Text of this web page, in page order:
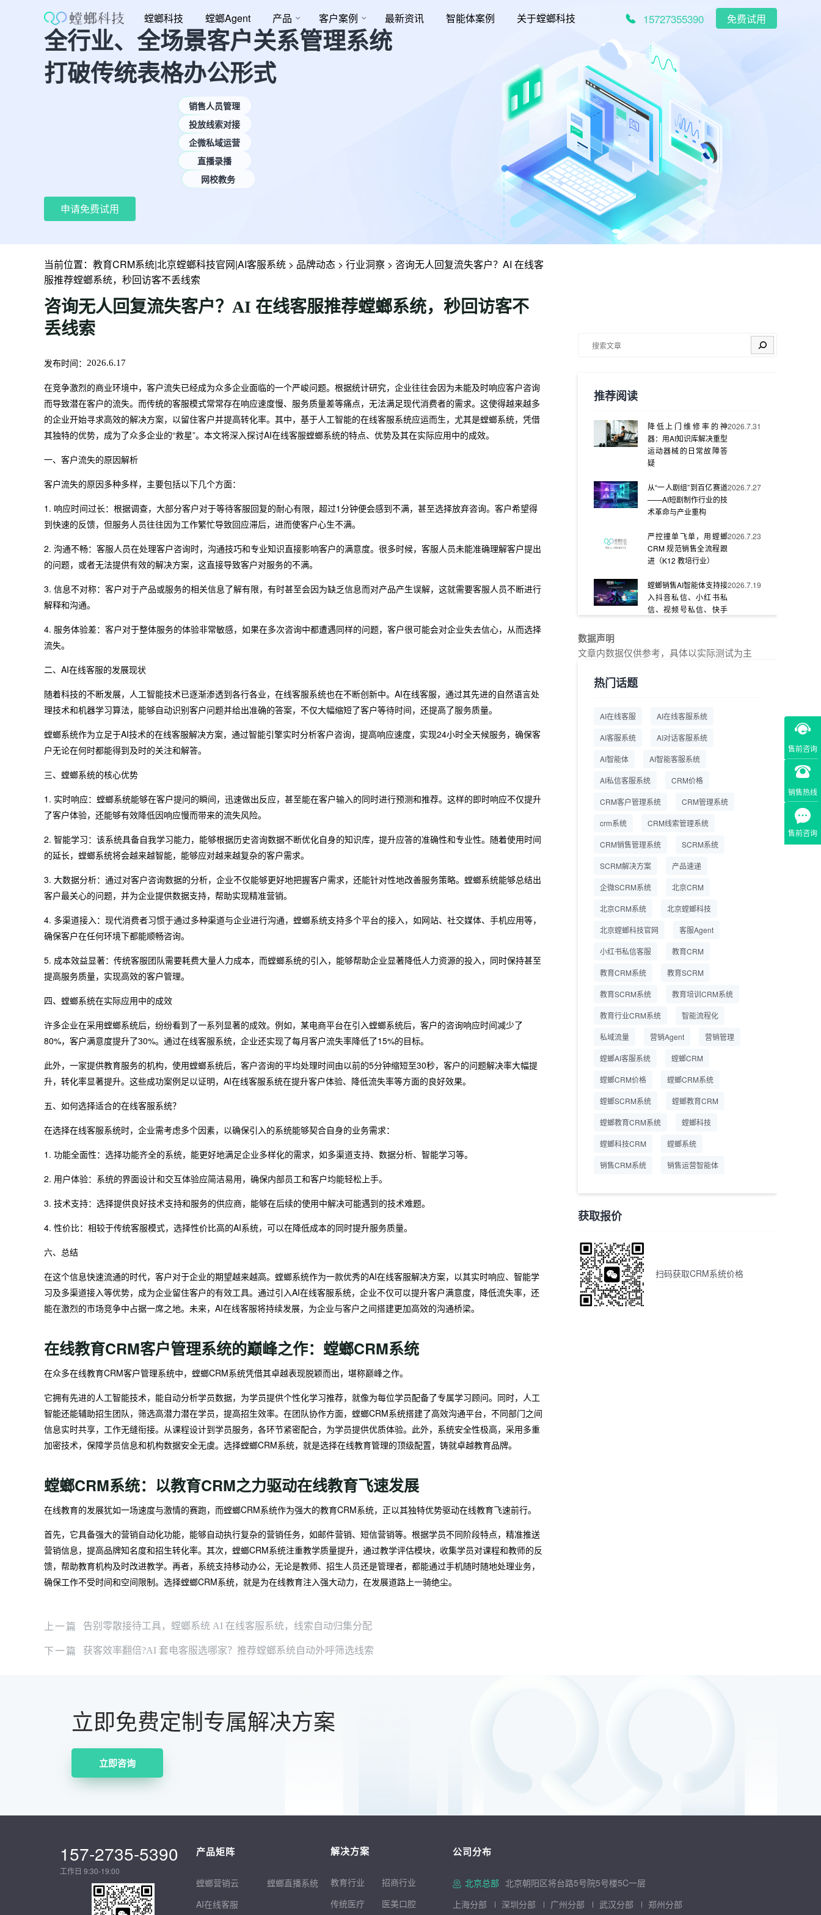
螳螂科技 螳螂Agent 产品 客户案例 最新资讯 智能体案例 关于螳螂科技 15727355390 免费试用
全行业、全场景客户关系管理系统
打破传统表格办公形式
销售人员管理
投放线索对接
企微私域运营
直播录播
网校教务
申请免费试用
售前咨询
销售热线
售前咨询
当前位置： 教育CRM系统|北京螳螂科技官网|AI客服系统 > 品牌动态 > 行业洞察 > 咨询无人回复流失客户？AI 在线客
服推荐螳螂系统，秒回访客不丢线索
咨询无人回复流失客户？AI 在线客服推荐螳螂系统，秒回访客不
丢线索
发布时间： 2026.6.17
在竞争激烈的商业环境中，客户流失已经成为众多企业面临的一个严峻问题。根据统计研究，企业往往会因为未能及时响应客户咨询
而导致潜在客户的流失。而传统的客服模式常常存在响应速度慢、服务质量差等痛点，无法满足现代消费者的需求。这使得越来越多
的企业开始寻求高效的解决方案，以留住客户并提高转化率。其中，基于人工智能的在线客服系统应运而生，尤其是螳螂系统，凭借
其独特的优势，成为了众多企业的“救星”。本文将深入探讨AI在线客服螳螂系统的特点、优势及其在实际应用中的成效。
一、客户流失的原因解析
客户流失的原因多种多样，主要包括以下几个方面：
1. 响应时间过长：根据调查，大部分客户对于等待客服回复的耐心有限，超过1分钟便会感到不满，甚至选择放弃咨询。客户希望得
到快速的反馈，但服务人员往往因为工作繁忙导致回应滞后，进而使客户心生不满。
2. 沟通不畅：客服人员在处理客户咨询时，沟通技巧和专业知识直接影响客户的满意度。很多时候，客服人员未能准确理解客户提出
的问题，或者无法提供有效的解决方案，这直接导致客户对服务的不满。
3. 信息不对称：客户对于产品或服务的相关信息了解有限，有时甚至会因为缺乏信息而对产品产生误解，这就需要客服人员不断进行
解释和沟通。
4. 服务体验差：客户对于整体服务的体验非常敏感，如果在多次咨询中都遭遇同样的问题，客户很可能会对企业失去信心，从而选择
流失。
二、AI在线客服的发展现状
随着科技的不断发展，人工智能技术已逐渐渗透到各行各业，在线客服系统也在不断创新中。AI在线客服，通过其先进的自然语言处
理技术和机器学习算法，能够自动识别客户问题并给出准确的答案，不仅大幅缩短了客户等待时间，还提高了服务质量。
螳螂系统作为立足于AI技术的在线客服解决方案，通过智能引擎实时分析客户咨询，提高响应速度，实现24小时全天候服务，确保客
户无论在何时都能得到及时的关注和解答。
三、螳螂系统的核心优势
1. 实时响应：螳螂系统能够在客户提问的瞬间，迅速做出反应，甚至能在客户输入的同时进行预测和推荐。这样的即时响应不仅提升
了客户体验，还能够有效降低因响应慢而带来的流失风险。
2. 智能学习：该系统具备自我学习能力，能够根据历史咨询数据不断优化自身的知识库，提升应答的准确性和专业性。随着使用时间
的延长，螳螂系统将会越来越智能，能够应对越来越复杂的客户需求。
3. 大数据分析：通过对客户咨询数据的分析，企业不仅能够更好地把握客户需求，还能针对性地改善服务策略。螳螂系统能够总结出
客户最关心的问题，并为企业提供数据支持，帮助实现精准营销。
4. 多渠道接入：现代消费者习惯于通过多种渠道与企业进行沟通，螳螂系统支持多个平台的接入，如网站、社交媒体、手机应用等，
确保客户在任何环境下都能顺畅咨询。
5. 成本效益显著：传统客服团队需要耗费大量人力成本，而螳螂系统的引入，能够帮助企业显著降低人力资源的投入，同时保持甚至
提高服务质量，实现高效的客户管理。
四、螳螂系统在实际应用中的成效
许多企业在采用螳螂系统后，纷纷看到了一系列显著的成效。例如，某电商平台在引入螳螂系统后，客户的咨询响应时间减少了
80%，客户满意度提升了30%。通过在线客服系统，企业还实现了每月客户流失率降低了15%的目标。
此外，一家提供教育服务的机构，使用螳螂系统后，客户咨询的平均处理时间由以前的5分钟缩短至30秒，客户的问题解决率大幅提
升，转化率显著提升。这些成功案例足以证明，AI在线客服系统在提升客户体验、降低流失率等方面的良好效果。
五、如何选择适合的在线客服系统？
在选择在线客服系统时，企业需考虑多个因素，以确保引入的系统能够契合自身的业务需求：
1. 功能全面性：选择功能齐全的系统，能更好地满足企业多样化的需求，如多渠道支持、数据分析、智能学习等。
2. 用户体验：系统的界面设计和交互体验应简洁易用，确保内部员工和客户均能轻松上手。
3. 技术支持：选择提供良好技术支持和服务的供应商，能够在后续的使用中解决可能遇到的技术难题。
4. 性价比：相较于传统客服模式，选择性价比高的AI系统，可以在降低成本的同时提升服务质量。
六、总结
在这个信息快速流通的时代，客户对于企业的期望越来越高。螳螂系统作为一款优秀的AI在线客服解决方案，以其实时响应、智能学
习及多渠道接入等优势，成为企业留住客户的有效工具。通过引入AI在线客服系统，企业不仅可以提升客户满意度，降低流失率，还
能在激烈的市场竞争中占据一席之地。未来，AI在线客服将持续发展，为企业与客户之间搭建更加高效的沟通桥梁。
在线教育CRM客户管理系统的巅峰之作：螳螂CRM系统
在众多在线教育CRM客户管理系统中，螳螂CRM系统凭借其卓越表现脱颖而出，堪称巅峰之作。
它拥有先进的人工智能技术，能自动分析学员数据，为学员提供个性化学习推荐，就像为每位学员配备了专属学习顾问。同时，人工
智能还能辅助招生团队，筛选高潜力潜在学员，提高招生效率。在团队协作方面，螳螂CRM系统搭建了高效沟通平台，不同部门之间
信息实时共享，工作无缝衔接。从课程设计到学员服务，各环节紧密配合，为学员提供优质体验。此外，系统安全性极高，采用多重
加密技术，保障学员信息和机构数据安全无虞。选择螳螂CRM系统，就是选择在线教育管理的顶级配置，铸就卓越教育品牌。
螳螂CRM系统：以教育CRM之力驱动在线教育飞速发展
在线教育的发展犹如一场速度与激情的赛跑，而螳螂CRM系统作为强大的教育CRM系统，正以其独特优势驱动在线教育飞速前行。
首先，它具备强大的营销自动化功能，能够自动执行复杂的营销任务，如邮件营销、短信营销等。根据学员不同阶段特点，精准推送
营销信息，提高品牌知名度和招生转化率。其次，螳螂CRM系统注重教学质量提升，通过教学评估模块，收集学员对课程和教师的反
馈，帮助教育机构及时改进教学。再者，系统支持移动办公，无论是教师、招生人员还是管理者，都能通过手机随时随地处理业务，
确保工作不受时间和空间限制。选择螳螂CRM系统，就是为在线教育注入强大动力，在发展道路上一骑绝尘。
搜索
推荐阅读
降低上门维修率的神
器：用AI知识库解决重型
运动器械的日常故障答
疑
2026.7.31
从“一人剧组”到百亿赛道
——AI短剧制作行业的技
术革命与产业重构
2026.7.27
严控撞单飞单，用螳螂
CRM 规范销售全流程跟
进（K12 教培行业）
2026.7.23
螳螂销售AI智能体支持接
入抖音私信、小红书私
信、视频号私信、快手
2026.7.19
螳螂系统专为K12/职业
交：螳螂科技销售AI智能
一站式SCRM系统企微
全流程
商用SCRM系统企微工
营成本
2026.7.14
企业微信 私域用户精细
螳螂教育CRM助力教培
机构精细化运营
数据声明
文章内数据仅供参考，具体以实际测试为主
热门话题
AI在线客服 AI在线客服系统
AI客服系统 AI对话客服系统
AI智能体 AI智能客服系统
AI私信客服系统 CRM价格
CRM客户管理系统 CRM管理系统
crm系统 CRM线索管理系统
CRM销售管理系统 SCRM系统
SCRM解决方案 产品速递
企微SCRM系统 北京CRM
北京CRM系统 北京螳螂科技
北京螳螂科技官网 客服Agent
小红书私信客服 教育CRM
教育CRM系统 教育SCRM
教育SCRM系统 教育培训CRM系统
教育行业CRM系统 智能流程化
私域流量 营销Agent 营销管理
螳螂AI客服系统 螳螂CRM
螳螂CRM价格 螳螂CRM系统
螳螂SCRM系统 螳螂教育CRM
螳螂教育CRM系统 螳螂科技
螳螂科技CRM 螳螂系统
销售CRM系统 销售运营智能体
获取报价
扫码获取CRM系统价格
上一篇 告别零散接待工具，螳螂系统 AI 在线客服系统，线索自动归集分配
下一篇 获客效率翻倍?AI 套电客服选哪家？推荐螳螂系统自动外呼筛选线索
立即免费定制专属解决方案
立即咨询
157-2735-5390
工作日 9:30-19:00
产品矩阵
螳螂营销云
AI在线客服
螳螂直播系统
解决方案
教育行业 招商行业
传统医疗
医美口腔
公司分布
北京总部 北京朝阳区将台路5号院5号楼5C一层
上海分部
深圳分部 广州分部 武汉分部 郑州分部